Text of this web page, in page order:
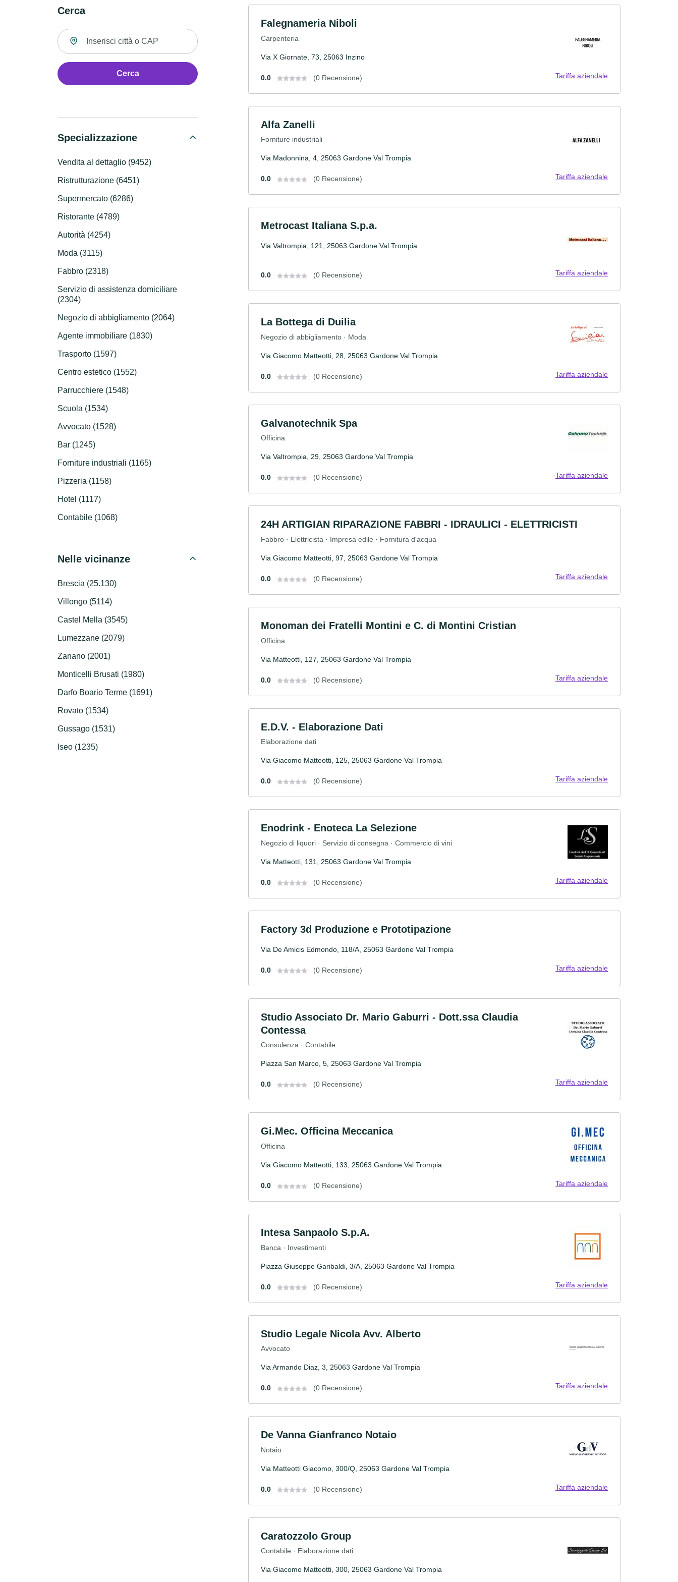
Cerca
Cerca una località
Cerca
Specializzazione
Vendita al dettaglio (9452)
Ristrutturazione (6451)
Supermercato (6286)
Ristorante (4789)
Autorità (4254)
Moda (3115)
Fabbro (2318)
Servizio di assistenza domiciliare
(2304)
Negozio di abbigliamento (2064)
Agente immobiliare (1830)
Trasporto (1597)
Centro estetico (1552)
Parrucchiere (1548)
Scuola (1534)
Avvocato (1528)
Bar (1245)
Forniture industriali (1165)
Pizzeria (1158)
Hotel (1117)
Contabile (1068)
Nelle vicinanze
Brescia (25.130)
Villongo (5114)
Castel Mella (3545)
Lumezzane (2079)
Zanano (2001)
Monticelli Brusati (1980)
Darfo Boario Terme (1691)
Rovato (1534)
Gussago (1531)
Iseo (1235)
Falegnameria Niboli
Carpenteria
Via X Giornate, 73, 25063 Inzino
0.0 (0 Recensione) Tariffa aziendale
Alfa Zanelli
Forniture industriali
Via Madonnina, 4, 25063 Gardone Val Trompia
0.0 (0 Recensione) Tariffa aziendale
Metrocast Italiana S.p.a.
Via Valtrompia, 121, 25063 Gardone Val Trompia
0.0 (0 Recensione) Tariffa aziendale
La Bottega di Duilia
Negozio di abbigliamento · Moda
Via Giacomo Matteotti, 28, 25063 Gardone Val Trompia
0.0 (0 Recensione) Tariffa aziendale
Galvanotechnik Spa
Officina
Via Valtrompia, 29, 25063 Gardone Val Trompia
0.0 (0 Recensione) Tariffa aziendale
24H ARTIGIAN RIPARAZIONE FABBRI - IDRAULICI - ELETTRICISTI
Fabbro · Elettricista · Impresa edile · Fornitura d'acqua
Via Giacomo Matteotti, 97, 25063 Gardone Val Trompia
0.0 (0 Recensione) Tariffa aziendale
Monoman dei Fratelli Montini e C. di Montini Cristian
Officina
Via Matteotti, 127, 25063 Gardone Val Trompia
0.0 (0 Recensione) Tariffa aziendale
E.D.V. - Elaborazione Dati
Elaborazione dati
Via Giacomo Matteotti, 125, 25063 Gardone Val Trompia
0.0 (0 Recensione) Tariffa aziendale
Enodrink - Enoteca La Selezione
Negozio di liquori · Servizio di consegna · Commercio di vini
Via Matteotti, 131, 25063 Gardone Val Trompia
0.0 (0 Recensione) Tariffa aziendale
Factory 3d Produzione e Prototipazione
Via De Amicis Edmondo, 118/A, 25063 Gardone Val Trompia
0.0 (0 Recensione) Tariffa aziendale
Studio Associato Dr. Mario Gaburri - Dott.ssa Claudia
Contessa
Consulenza · Contabile
Piazza San Marco, 5, 25063 Gardone Val Trompia
0.0 (0 Recensione) Tariffa aziendale
Gi.Mec. Officina Meccanica
Officina
Via Giacomo Matteotti, 133, 25063 Gardone Val Trompia
0.0 (0 Recensione) Tariffa aziendale
Intesa Sanpaolo S.p.A.
Banca · Investimenti
Piazza Giuseppe Garibaldi, 3/A, 25063 Gardone Val Trompia
0.0 (0 Recensione) Tariffa aziendale
Studio Legale Nicola Avv. Alberto
Avvocato
Via Armando Diaz, 3, 25063 Gardone Val Trompia
0.0 (0 Recensione) Tariffa aziendale
De Vanna Gianfranco Notaio
Notaio
Via Matteotti Giacomo, 300/Q, 25063 Gardone Val Trompia
0.0 (0 Recensione) Tariffa aziendale
Caratozzolo Group
Contabile · Elaborazione dati
Via Giacomo Matteotti, 300, 25063 Gardone Val Trompia